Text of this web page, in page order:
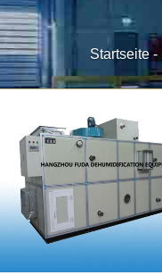
Startseite -